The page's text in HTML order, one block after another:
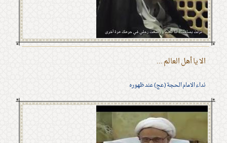
الا يا أهل العالم ...
نداء الامام الحجة (عج) عند ظهوره